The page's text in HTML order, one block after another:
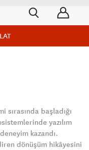
başladığı
yazılım
kazandı.
dönüşüm hikâyesini